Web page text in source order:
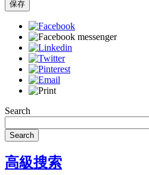
保存
Search
Search
高級搜索